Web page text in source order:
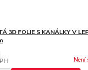
3D FOLIE S KANÁLKY V
Není